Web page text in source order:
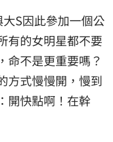
S因此參加一個公
有的女明星都不要
命不是更重要嗎？
方式慢慢開，慢到
開快點啊！在幹